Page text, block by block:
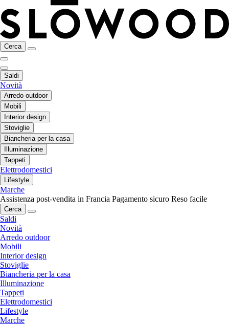
Cerca
Saldi
Novità
Arredo outdoor
Mobili
Interior design
Stoviglie
Biancheria per la casa
Illuminazione
Tappeti
Elettrodomestici
Lifestyle
Marche
Assistenza post-vendita in Francia Pagamento sicuro Reso facile
Cerca
Saldi
Novità
Arredo outdoor
Mobili
Interior design
Stoviglie
Biancheria per la casa
Illuminazione
Tappeti
Elettrodomestici
Lifestyle
Marche